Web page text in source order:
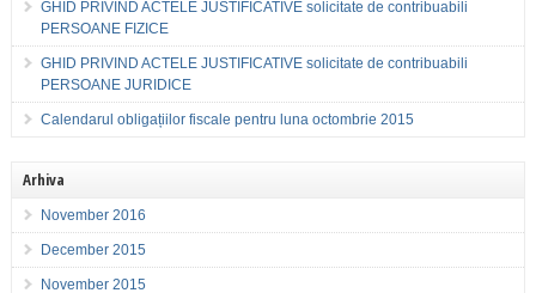
GHID PRIVIND ACTELE JUSTIFICATIVE solicitate de contribuabili
PERSOANE FIZICE
GHID PRIVIND ACTELE JUSTIFICATIVE solicitate de contribuabili
PERSOANE JURIDICE
Calendarul obligațiilor fiscale pentru luna octombrie 2015
Arhiva
November 2016
December 2015
November 2015